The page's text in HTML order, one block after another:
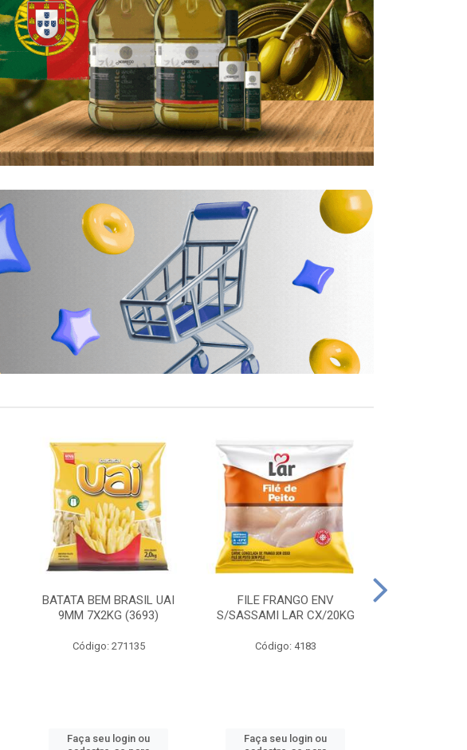
BATATA BEM BRASIL UAI
9MM 7X2KG (3693)
Código: 271135
Faça seu login ou
FILE FRANGO ENV
S/SASSAMI LAR CX/20KG
Código: 4183
Faça seu login ou